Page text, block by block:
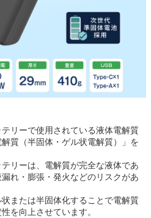
リーで使用されている液体電解質
解質（半固体・ゲル状電解質）」を
リーは、電解質が完全な液体であ
漏れ・膨張・発火などのリスクがあ
または半固体化することで電解質
を向上させています。